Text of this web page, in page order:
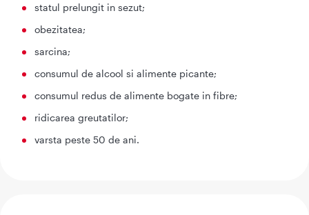
statul prelungit in sezut;
obezitatea;
sarcina;
consumul de alcool si alimente picante;
consumul redus de alimente bogate in fibre;
ridicarea greutatilor;
varsta peste 50 de ani.